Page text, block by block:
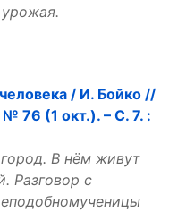
/ И. Бойко //
76 (1 окт.). – С. 7. :
В нём живут
Разговор с